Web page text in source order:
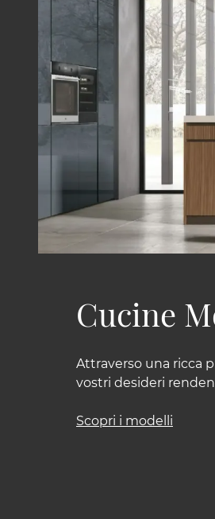
Cucine
Attraverso una ricca
vostri desideri
Scopri i modelli